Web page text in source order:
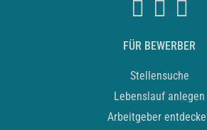
FÜR BEWERBER
Stellensuche
Lebenslauf anlegen
Arbeitgeber